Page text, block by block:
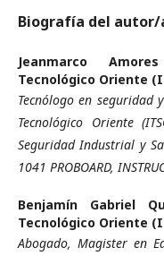
Biografía del autor/
Jeanmarco
Tecnológico Oriente
Tecnólogo en
Tecnológico Oriente
Seguridad Industrial y
1041 PROBOARD,
Benjamín Gabriel
Tecnológico Oriente
Abogado, Magister en